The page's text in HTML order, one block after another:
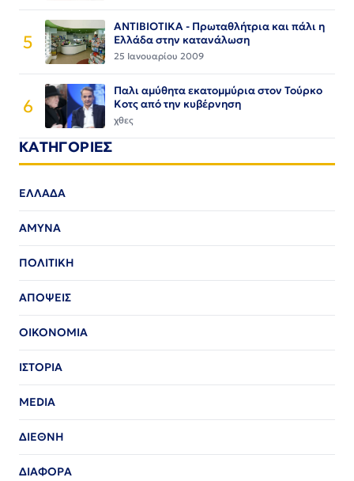
5
ΑΝΤΙΒΙΟΤΙΚΑ - Πρωταθλήτρια και πάλι η
Ελλάδα στην κατανάλωση
25 Ιανουαρίου 2009
6
Παλι αμύθητα εκατομμύρια στον Τούρκο
Κοτς από την κυβέρνηση
χθες
ΚΑΤΗΓΟΡΙΕΣ
ΕΛΛΑΔΑ
ΑΜΥΝΑ
ΠΟΛΙΤΙΚΗ
ΑΠΟΨΕΙΣ
ΟΙΚΟΝΟΜΙΑ
ΙΣΤΟΡΙΑ
MEDIA
ΔΙΕΘΝΗ
ΔΙΑΦΟΡΑ